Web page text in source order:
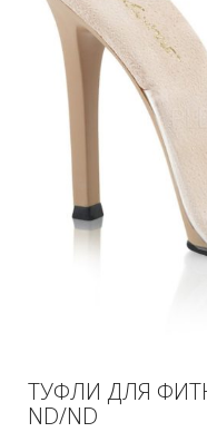
ТУФЛИ ДЛЯ
ND/ND